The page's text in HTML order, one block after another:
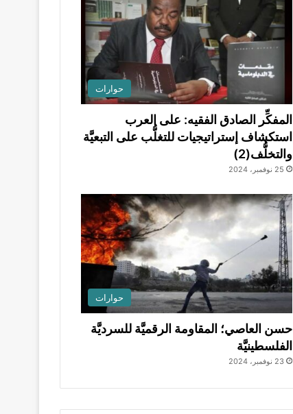
حوارات
المفكِّر الصادق الفقيه: على العرب
استكشاف إستراتيجيات للتغلُّب على التبعيَّة
والتخلُّف(2)
25 نوفمبر، 2024
حوارات
حسن العاصي؛ المقاومة الرقميَّة للسرديَّة
الفلسطينيَّة
23 نوفمبر، 2024